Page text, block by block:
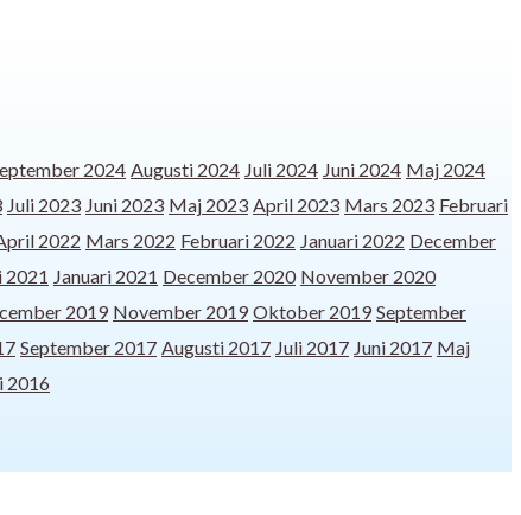
2024 Augusti 2024 Juli 2024 Juni 2024 Maj 2024
Juli 2023 Juni 2023 Maj 2023 April 2023 Mars 2023 Februari
2022 Mars 2022 Februari 2022 Januari 2022 December
2021 Januari 2021 December 2020 November 2020
2019 November 2019 Oktober 2019 September
September 2017 Augusti 2017 Juli 2017 Juni 2017 Maj
2016